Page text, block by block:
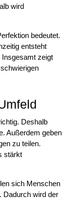
wird
bedeutet.
entsteht
zeigt
Deshalb
Außerdem geben
zu teilen.
stärkt
sich Menschen
Dadurch wird der